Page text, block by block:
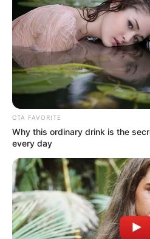
Langka Banget! 10 Pose
Katak yang Bikin Ketawa
Gemes
Ambyar! 10 Kalimat
Pakai Bahasa Jawa Ini
Galau Abis
CTA FAVORITE
Why this ordinary drink is the
every day